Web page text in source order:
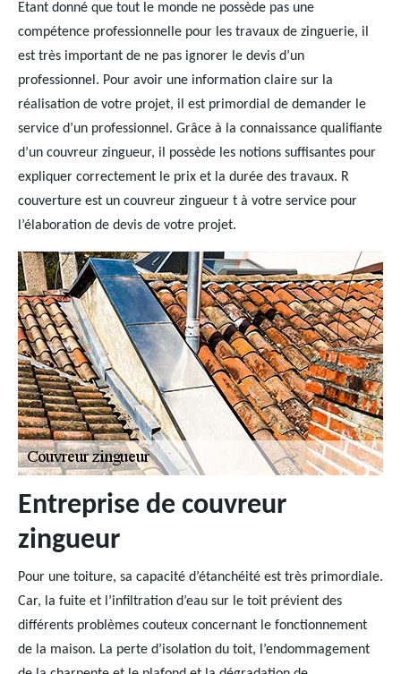
Etant donné que tout le monde ne possède pas une
compétence professionnelle pour les travaux de zinguerie, il
est très important de ne pas ignorer le devis d’un
professionnel. Pour avoir une information claire sur la
réalisation de votre projet, il est primordial de demander le
service d’un professionnel. Grâce à la connaissance qualifiante
d’un couvreur zingueur, il possède les notions suffisantes pour
expliquer correctement le prix et la durée des travaux. R
couverture est un couvreur zingueur t à votre service pour
l’élaboration de devis de votre projet.
Entreprise de couvreur
zingueur
Pour une toiture, sa capacité d’étanchéité est très primordiale.
Car, la fuite et l’infiltration d’eau sur le toit prévient des
différents problèmes couteux concernant le fonctionnement
de la maison. La perte d’isolation du toit, l’endommagement